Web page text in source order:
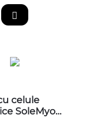
celule
SoleMyo